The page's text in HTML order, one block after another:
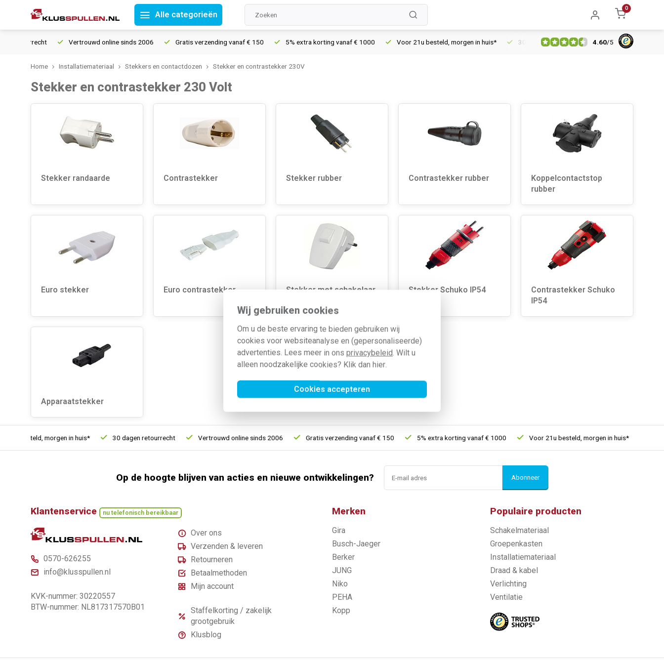
Wij gebruiken cookies
Om u de beste ervaring te bieden gebruiken wij
cookies voor websiteanalyse en (gepersonaliseerde)
advertenties. Lees meer in ons privacybeleid. Wilt u
alleen noodzakelijke cookies? Klik dan hier.
Cookies accepteren
Alle categorieën
0
retourrecht Vertrouwd online sinds 2006 Gratis verzending vanaf € 150 5% extra korting vanaf € 1000 Voor 21u besteld, morgen in huis* 30 dagen retourrecht Vertrouwd online sinds
4.60/5
Home Installatiemateriaal Stekkers en contactdozen Stekker en contrastekker 230V
Stekker en contrastekker 230 Volt
Stekker randaarde Contrastekker Stekker rubber Contrastekker rubber
Koppelcontactstop
rubber
Euro stekker Euro contrastekker Stekker met schakelaar Stekker Schuko IP54
Contrastekker Schuko
IP54
Apparaatstekker
besteld, morgen in huis* 30 dagen retourrecht Vertrouwd online sinds 2006 Gratis verzending vanaf € 150 5% extra korting vanaf € 1000 Voor 21u besteld, morgen in huis*
Op de hoogte blijven van acties en nieuwe ontwikkelingen? Abonneer
Klantenservice nu telefonisch bereikbaar
0570-626255
info@klusspullen.nl
KVK-nummer: 30220557
BTW-nummer: NL817317570B01
Over ons
Verzenden & leveren
Retourneren
Betaalmethoden
Mijn account
Staffelkorting / zakelijk
grootgebruik
Klusblog
Merken
Gira
Busch-Jaeger
Berker
JUNG
Niko
PEHA
Kopp
Populaire producten
Schakelmateriaal
Groepenkasten
Installatiemateriaal
Draad & kabel
Verlichting
Ventilatie